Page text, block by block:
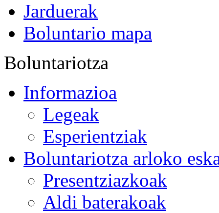
Jarduerak
Boluntario mapa
Boluntariotza
Informazioa
Legeak
Esperientziak
Boluntariotza arloko
Presentziazkoak
Aldi baterakoak